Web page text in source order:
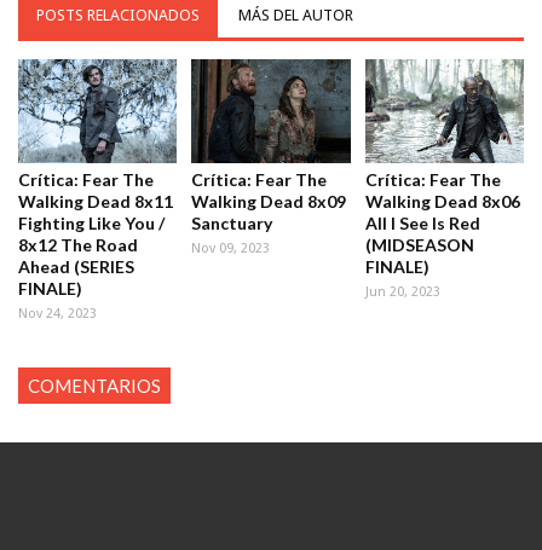
POSTS RELACIONADOS MÁS DEL AUTOR
Crítica: Fear The
Walking Dead 8x11
Fighting Like You /
8x12 The Road
Ahead (SERIES
FINALE)
Nov 24, 2023
Crítica: Fear The
Walking Dead 8x09
Sanctuary
Nov 09, 2023
Crítica: Fear The
Walking Dead 8x06
All I See Is Red
(MIDSEASON
FINALE)
Jun 20, 2023
COMENTARIOS